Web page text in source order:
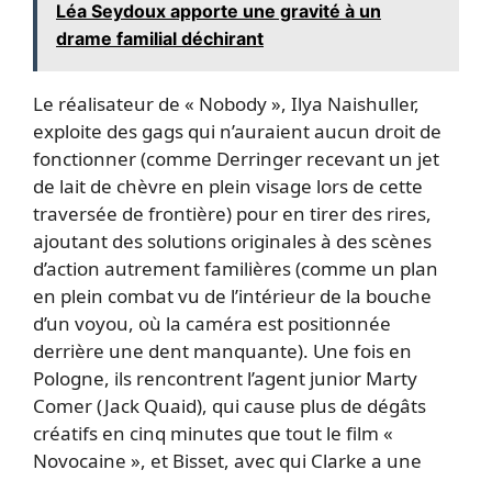
Léa Seydoux apporte une gravité à un
drame familial déchirant
Le réalisateur de « Nobody », Ilya Naishuller,
exploite des gags qui n’auraient aucun droit de
fonctionner (comme Derringer recevant un jet
de lait de chèvre en plein visage lors de cette
traversée de frontière) pour en tirer des rires,
ajoutant des solutions originales à des scènes
d’action autrement familières (comme un plan
en plein combat vu de l’intérieur de la bouche
d’un voyou, où la caméra est positionnée
derrière une dent manquante). Une fois en
Pologne, ils rencontrent l’agent junior Marty
Comer (Jack Quaid), qui cause plus de dégâts
créatifs en cinq minutes que tout le film «
Novocaine », et Bisset, avec qui Clarke a une